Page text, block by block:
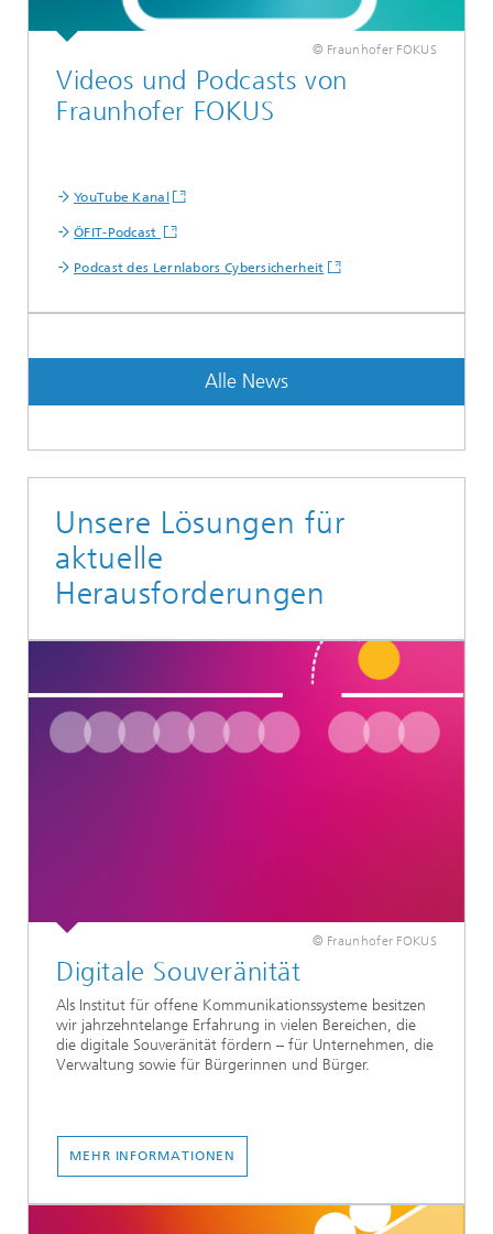
© Fraunhofer FOKUS
Videos und Podcasts von
Fraunhofer FOKUS
YouTube Kanal
ÖFIT-Podcast
Podcast des Lernlabors Cybersicherheit
Alle News
Unsere Lösungen für
aktuelle
Herausforderungen
© Fraunhofer FOKUS
Digitale Souveränität
Als Institut für offene Kommunikationssysteme besitzen
wir jahrzehntelange Erfahrung in vielen Bereichen, die
die digitale Souveränität fördern – für Unternehmen, die
Verwaltung sowie für Bürgerinnen und Bürger.
MEHR INFORMATIONEN